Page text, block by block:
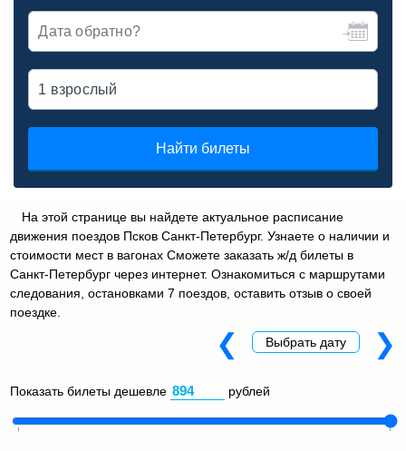
Найти билеты
На этой странице вы найдете актуальное расписание
движения поездов Псков Санкт-Петербург. Узнаете о наличии и
стоимости мест в вагонах Сможете заказать ж/д билеты в
Санкт-Петербург через интернет. Ознакомиться с маршрутами
следования, остановками 7 поездов, оставить отзыв о своей
поездке.
Показать билеты дешевле рублей
❮ Выбрать дату ❯